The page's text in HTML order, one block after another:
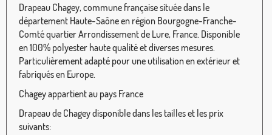
Drapeau Chagey, commune française située dans le
département Haute-Saône en région Bourgogne-Franche-
Comté quartier Arrondissement de Lure, France. Disponible
en 100% polyester haute qualité et diverses mesures.
Particulièrement adapté pour une utilisation en extérieur et
fabriqués en Europe.
Chagey appartient au pays France
Drapeau de Chagey disponible dans les tailles et les prix
suivants: